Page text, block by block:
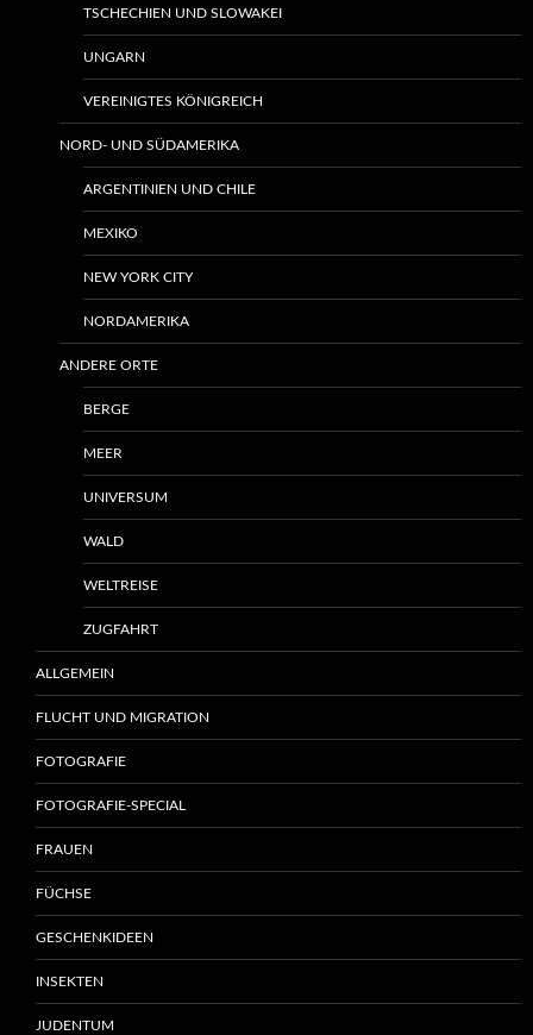
TSCHECHIEN UND SLOWAKEI
UNGARN
VEREINIGTES KÖNIGREICH
NORD- UND SÜDAMERIKA
ARGENTINIEN UND CHILE
MEXIKO
NEW YORK CITY
NORDAMERIKA
ANDERE ORTE
BERGE
MEER
UNIVERSUM
WALD
WELTREISE
ZUGFAHRT
ALLGEMEIN
FLUCHT UND MIGRATION
FOTOGRAFIE
FOTOGRAFIE-SPECIAL
FRAUEN
FÜCHSE
GESCHENKIDEEN
INSEKTEN
JUDENTUM